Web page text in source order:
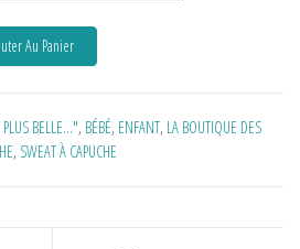
Au Panier
PLUS BELLE…", BÉBÉ, ENFANT, LA BOUTIQUE DES
, SWEAT À CAPUCHE